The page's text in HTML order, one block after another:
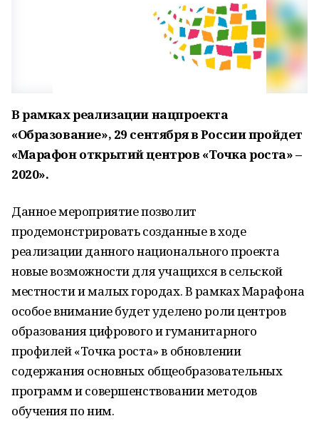
В рамках реализации нацпроекта
«Образование», 29 сентября в России пройдет
«Марафон открытий центров «Точка роста» –
2020».
Данное мероприятие позволит
продемонстрировать созданные в ходе
реализации данного национального проекта
новые возможности для учащихся в сельской
местности и малых городах. В рамках Марафона
особое внимание будет уделено роли центров
образования цифрового и гуманитарного
профилей «Точка роста» в обновлении
содержания основных общеобразовательных
программ и совершенствовании методов
обучения по ним.